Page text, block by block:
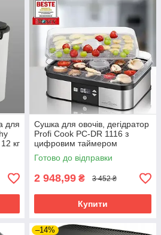
для
кг
Сушка для овочів, дегідратор
Profi Cook PC-DR 1116 з
цифровим таймером
Готово до відправки
2 948,99 ₴ 3 452 ₴
Купити
–14%